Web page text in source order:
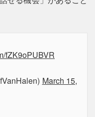
fZK9oPUBVR
March 15,